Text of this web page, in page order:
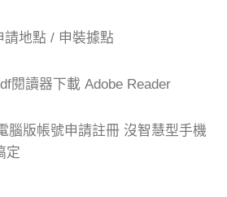
請地點 / 申裝據點
閱讀器下載 Adobe Reader
腦版帳號申請註冊 沒智慧型手機
定